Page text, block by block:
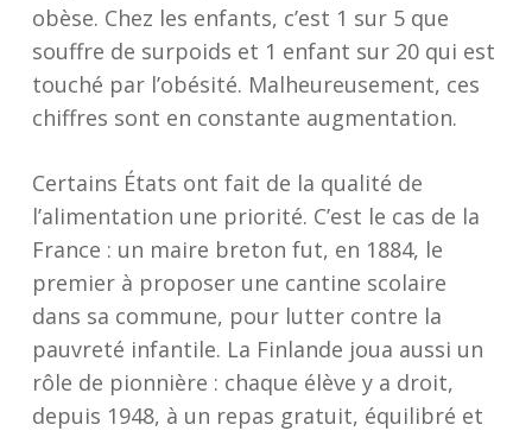
obèse. Chez les enfants, c’est 1 sur 5 que
souffre de surpoids et 1 enfant sur 20 qui est
touché par l’obésité. Malheureusement, ces
chiffres sont en constante augmentation.
Certains États ont fait de la qualité de
l’alimentation une priorité. C’est le cas de la
France : un maire breton fut, en 1884, le
premier à proposer une cantine scolaire
dans sa commune, pour lutter contre la
pauvreté infantile. La Finlande joua aussi un
rôle de pionnière : chaque élève y a droit,
depuis 1948, à un repas gratuit, équilibré et